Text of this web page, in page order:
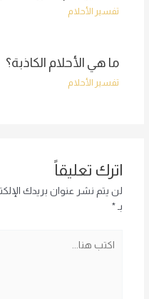
تفسير الأحلام
ما هي الأحلام الكاذبة؟
تفسير الأحلام
اترك تعليقاً
لن يتم نشر عنوان بريدك
بـ *